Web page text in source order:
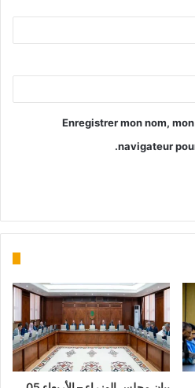
Enregistrer mon nom,
navigateur